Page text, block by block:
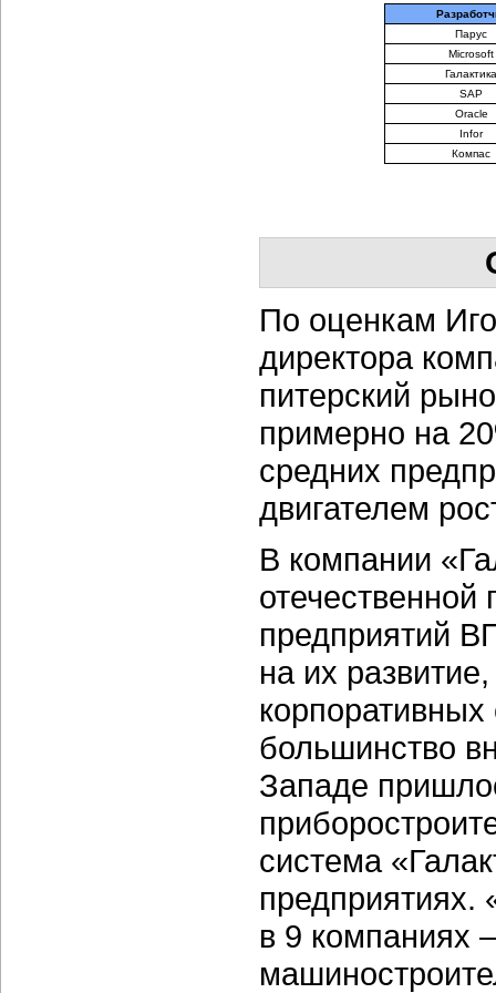
Парус
Microsoft
Галактика
SAP
Oracle
Infor
Компас
По оценкам
директора
питерский
примерно на
средних
двигателем
В компании
предприятий
на их
большинство
Западе
система
в 9 компаниях